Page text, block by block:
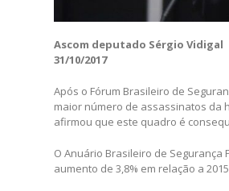
Ascom deputado Sérgio Vidigal
31/10/2017
Após o Fórum Brasileiro de
maior número de assassinatos da
afirmou que este quadro é
O Anuário Brasileiro de
aumento de 3,8% em relação a